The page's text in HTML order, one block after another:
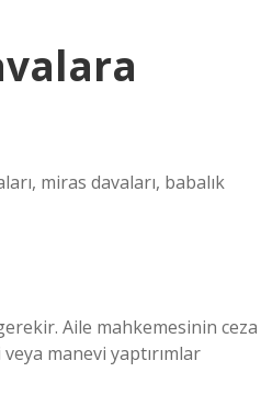
miras davaları, babalık
Aile mahkemesinin ceza
manevi yaptırımlar